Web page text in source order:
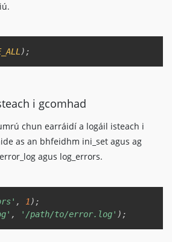
) ;
i gcomhad
chun earráidí a logáil isteach i
as an bhfeidhm ini_set agus ag
agus log_errors.
, 1) ;
, '/path/to/error.log' ) ;